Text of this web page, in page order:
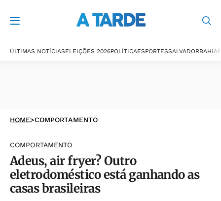
ÚLTIMAS NOTÍCIASELEIÇÕES 2026POLÍTICAESPORTESSALVADORBAHIA
HOME>COMPORTAMENTO
COMPORTAMENTO
Adeus, air fryer? Outro
eletrodoméstico está ganhando as
casas brasileiras